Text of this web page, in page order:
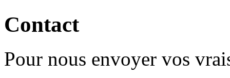
Contact
Pour nous envoyer vos